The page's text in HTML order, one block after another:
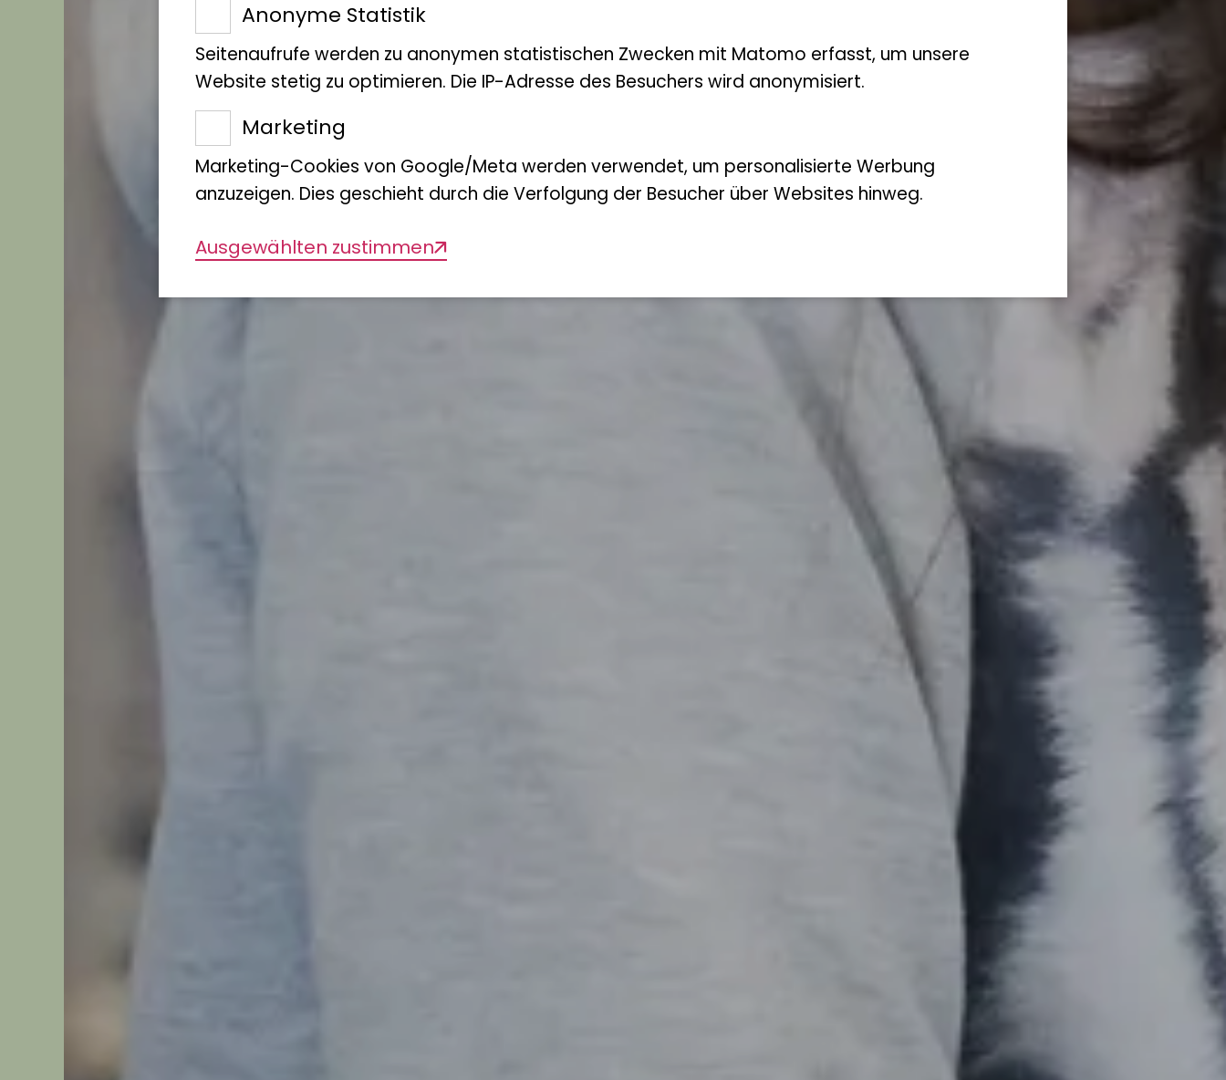
Anonyme Statistik
Seitenaufrufe werden zu anonymen statistischen Zwecken mit Matomo erfasst, um unsere
Website stetig zu optimieren. Die IP-Adresse des Besuchers wird anonymisiert.
Marketing
Marketing-Cookies von Google/Meta werden verwendet, um personalisierte Werbung
anzuzeigen. Dies geschieht durch die Verfolgung der Besucher über Websites hinweg.
Ausgewählten zustimmen